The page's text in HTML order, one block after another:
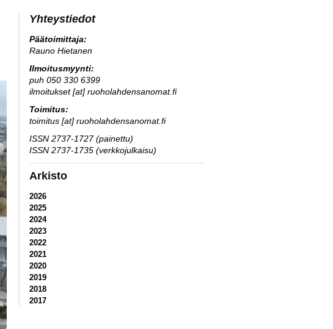
Yhteystiedot
Päätoimittaja:
Rauno Hietanen
Ilmoitusmyynti:
puh 050 330 6399
ilmoitukset [at] ruoholahdensanomat.fi
Toimitus:
toimitus [at] ruoholahdensanomat.fi
ISSN 2737-1727 (painettu)
ISSN 2737-1735 (verkkojulkaisu)
Arkisto
2026
2025
2024
2023
2022
2021
2020
2019
2018
2017